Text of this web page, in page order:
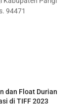
94471
dan Float Durian
di TIFF 2023